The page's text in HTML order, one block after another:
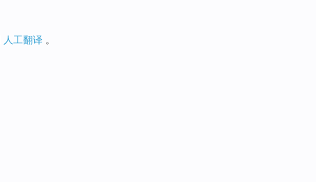
人工翻译 。